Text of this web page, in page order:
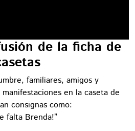
de la ficha de
familiares, amigos y
en la caseta de
consignas como:
falta Brenda!”